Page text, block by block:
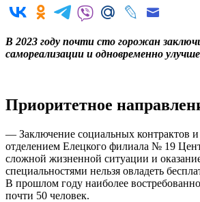
В 2023 году почти сто горожан
самореализации и одновременно
Приоритетное
— Заключение социальных контрактов
отделением Елецкого филиала № 19
сложной жизненной ситуации и
специальностями нельзя овладеть
В прошлом году наиболее
почти 50 человек.